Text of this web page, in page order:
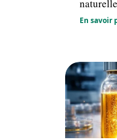
En savoir
Santé